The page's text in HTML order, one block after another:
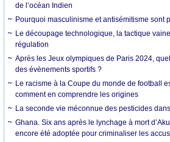
de l’océan Indien
Pourquoi masculinisme et antisémitisme sont
Le découpage technologique, la tactique
régulation
Après les Jeux olympiques de Paris 2024,
des évènements sportifs ?
Le racisme à la Coupe du monde de football
comment en comprendre les origines
La seconde vie méconnue des pesticides
Ghana. Six ans après le lynchage à mort
encore été adoptée pour criminaliser les